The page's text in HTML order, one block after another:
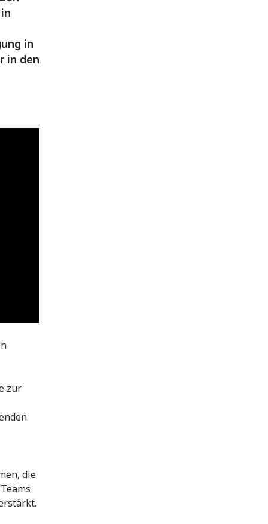
in
in den
zur
die